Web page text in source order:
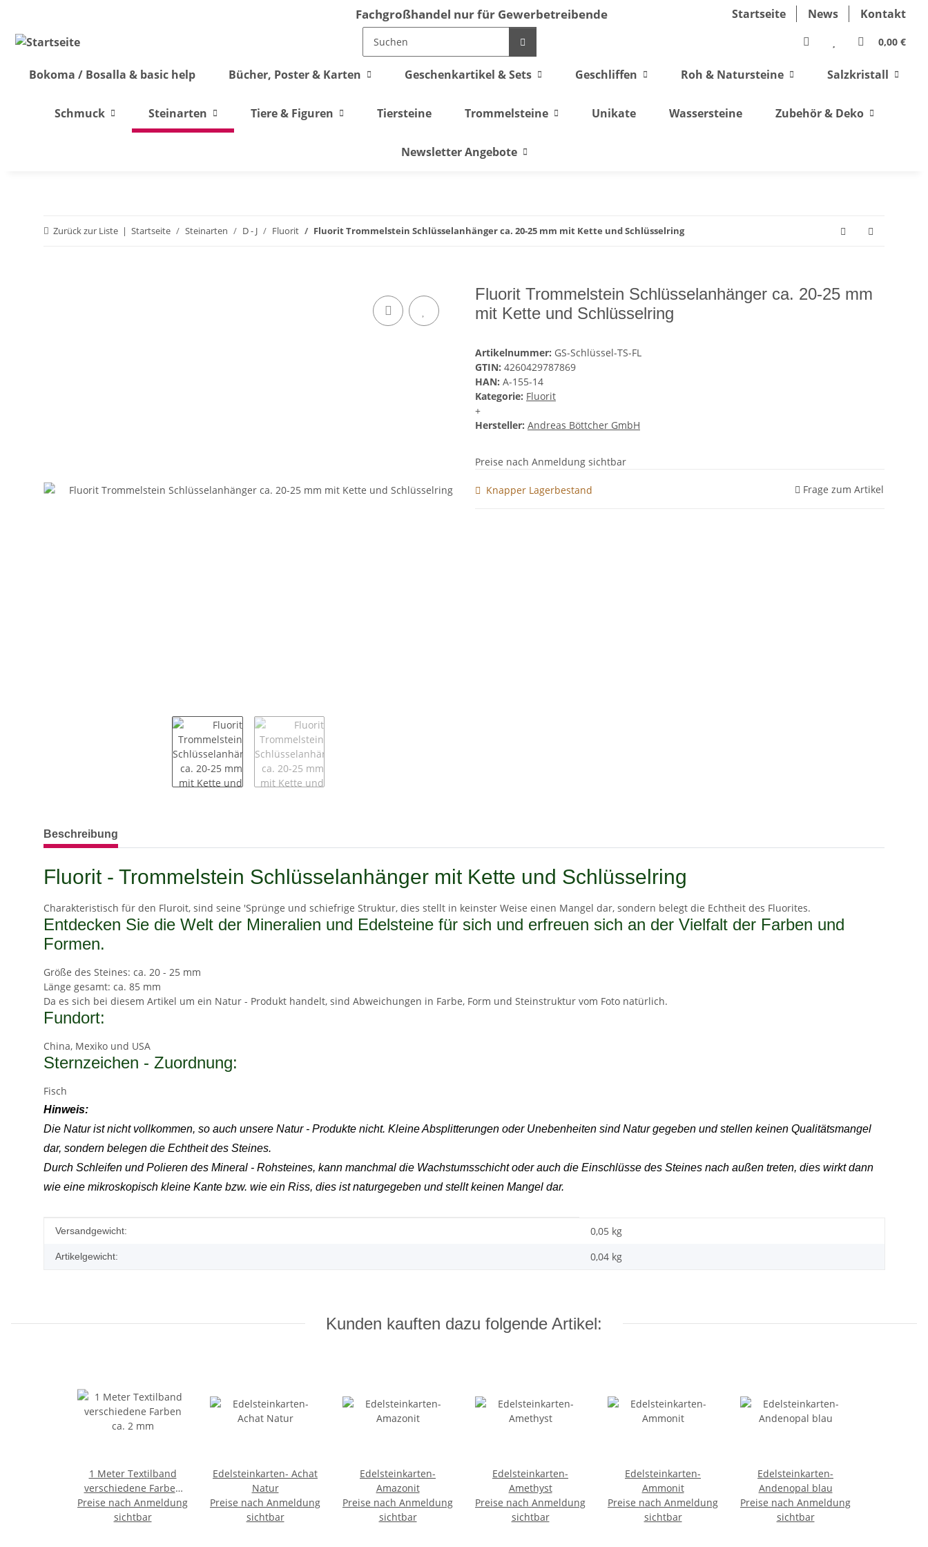
Fachgroßhandel nur für Gewerbetreibende Startseite News Kontakt
0,00 €
Bokoma / Bosalla & basic help Bücher, Poster & Karten Geschenkartikel & Sets Geschliffen Roh & Natursteine Salzkristall
Schmuck Steinarten Tiere & Figuren Tiersteine Trommelsteine Unikate Wassersteine Zubehör & Deko
Newsletter Angebote
Zurück zur Liste Startseite Steinarten D - J Fluorit Fluorit Trommelstein Schlüsselanhänger ca. 20-25 mm mit Kette und Schlüsselring
Fluorit Trommelstein Schlüsselanhänger ca. 20-25 mm
mit Kette und Schlüsselring
Artikelnummer: GS-Schlüssel-TS-FL
GTIN: 4260429787869
HAN: A-155-14
Kategorie: Fluorit
+
Hersteller: Andreas Böttcher GmbH
Preise nach Anmeldung sichtbar
Knapper Lagerbestand Frage zum Artikel
weitere Registerkarten anzeigen
Beschreibung
Fluorit - Trommelstein Schlüsselanhänger mit Kette und Schlüsselring
Charakteristisch für den Fluroit, sind seine 'Sprünge und schiefrige Struktur, dies stellt in keinster Weise einen Mangel dar, sondern belegt die Echtheit des Fluorites.
Entdecken Sie die Welt der Mineralien und Edelsteine für sich und erfreuen sich an der Vielfalt der Farben und
Formen.
Größe des Steines: ca. 20 - 25 mm
Länge gesamt: ca. 85 mm
Da es sich bei diesem Artikel um ein Natur - Produkt handelt, sind Abweichungen in Farbe, Form und Steinstruktur vom Foto natürlich.
Fundort:
China, Mexiko und USA
Sternzeichen - Zuordnung:
Fisch
Hinweis:
Die Natur ist nicht vollkommen, so auch unsere Natur - Produkte nicht. Kleine Absplitterungen oder Unebenheiten sind Natur gegeben und stellen keinen Qualitätsmangel
dar, sondern belegen die Echtheit des Steines.
Durch Schleifen und Polieren des Mineral - Rohsteines, kann manchmal die Wachstumsschicht oder auch die Einschlüsse des Steines nach außen treten, dies wirkt dann
wie eine mikroskopisch kleine Kante bzw. wie ein Riss, dies ist naturgegeben und stellt keinen Mangel dar.
Produkteigenschaft
Wert
Versandgewicht: 0,05 kg
Artikelgewicht: 0,04 kg
Kunden kauften dazu folgende Artikel:
1 Meter Textilband
verschiedene Farben
ca. 2 mm
Preise nach Anmeldung
sichtbar
Edelsteinkarten- Achat
Natur
Preise nach Anmeldung
sichtbar
Edelsteinkarten-
Amazonit
Preise nach Anmeldung
sichtbar
Edelsteinkarten-
Amethyst
Preise nach Anmeldung
sichtbar
Edelsteinkarten-
Ammonit
Preise nach Anmeldung
sichtbar
Edelsteinkarten-
Andenopal blau
Preise nach Anmeldung
sichtbar